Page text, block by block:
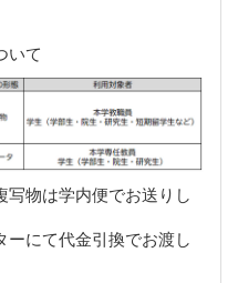
いて
物は学内便でお送りし
にて代金引換でお渡し